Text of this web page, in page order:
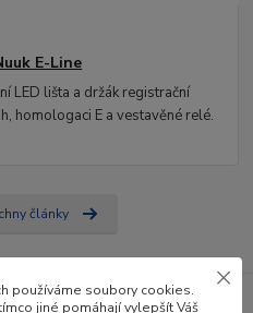
E-Line
LED lišta a držák registrační
homologaci E a vestavěné relé.
články
používáme soubory cookies.
jiné pomáhají vylepšít Váš